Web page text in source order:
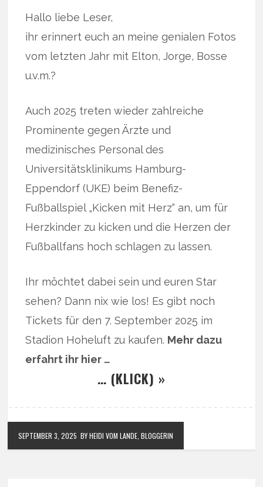
Hallo liebe Leser,
ihr erinnert euch an meine genialen Fotos
vom letzten Jahr mit Elton, Jorge, Bosse
u.v.m.?
Auch 2025 treten wieder zahlreiche
Prominente gegen Ärzte und
medizinisches Personal des
Universitätsklinikums Hamburg-
Eppendorf (UKE) beim Benefiz-
Fußballspiel „Kicken mit Herz“ an, um für
Herzkinder zu kicken und die Herzen der
Fußballfans hoch schlagen zu lassen.
Ihr möchtet dabei sein und euren Star
sehen? Dann nix wie los! Es gibt noch
Tickets für den 7. September 2025 im
Stadion Hoheluft zu kaufen. Mehr dazu
erfahrt ihr hier …
… (KLICK) »
SEPTEMBER 3, 2025 BY HEIDI VOM LANDE, BLOGGERIN